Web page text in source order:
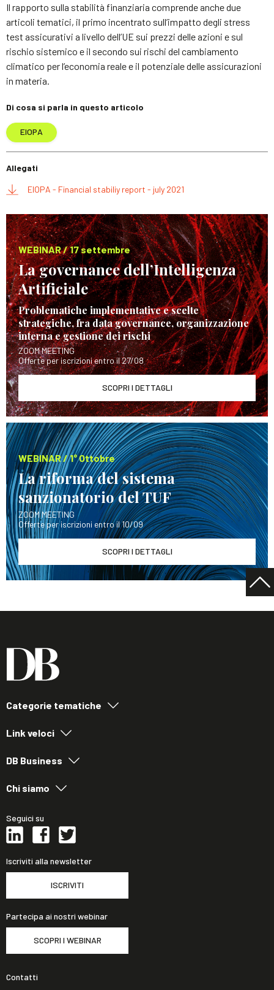
Il rapporto sulla stabilità finanziaria comprende anche due
articoli tematici, il primo incentrato sull’impatto degli stress
test assicurativi a livello dell’UE sui prezzi delle azioni e sul
rischio sistemico e il secondo sui rischi del cambiamento
climatico per l’economia reale e il potenziale delle assicurazioni
in materia.
Di cosa si parla in questo articolo
EIOPA
Allegati
EIOPA - Financial stabiliy report - july 2021
WEBINAR / 17 settembre
La governance dell’Intelligenza
Artificiale
Problematiche implementative e scelte
strategiche, fra data governance, organizzazione
interna e gestione dei rischi
ZOOM MEETING
Offerte per iscrizioni entro il 27/08
SCOPRI I DETTAGLI
WEBINAR / 1° Ottobre
La riforma del sistema
sanzionatorio del TUF
ZOOM MEETING
Offerte per iscrizioni entro il 10/09
SCOPRI I DETTAGLI
Categorie tematiche
Link veloci
DB Business
Chi siamo
Seguici su
Iscriviti alla newsletter
ISCRIVITI
Partecipa ai nostri webinar
SCOPRI I WEBINAR
Contatti